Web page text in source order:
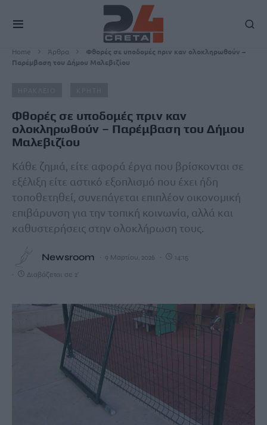
Home Άρθρα
Φθορές σε υποδομές πριν καν ολοκληρωθούν –
Παρέμβαση του Δήμου Μαλεβιζίου
Φθορές σε υποδομές πριν καν
ολοκληρωθούν – Παρέμβαση του Δήμου
Μαλεβιζίου
Κάθε ζημιά, είτε αφορά έργα που βρίσκονται σε
εξέλιξη είτε αστικό εξοπλισμό που έχει ήδη
τοποθετηθεί, συνεπάγεται επιπλέον οικονομική
επιβάρυνση για την τοπική κοινωνία, αλλά και
καθυστερήσεις στην ολοκλήρωση τους.
Newsroom 9 Μαρτίου, 2026 14:15
Διαβάζεται σε 2'